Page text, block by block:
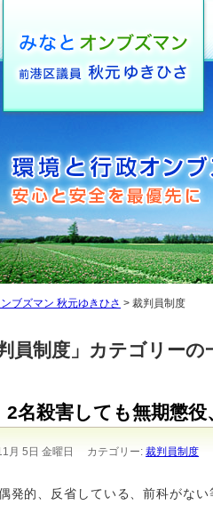
ブズマン 秋元ゆきひさ > 裁判員制度
判員制度」カテゴリーの
2名殺害しても無期懲
月 5日 金曜日 カテゴリー:裁判員制度
発的、反省している、前科がな